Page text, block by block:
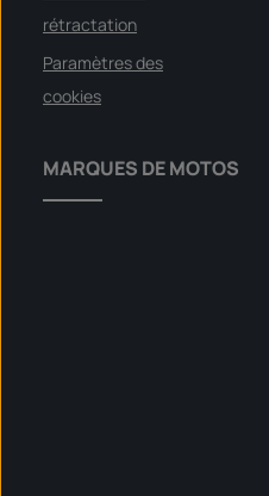
rétractation
Paramètres des
cookies
MARQUES DE MOTOS